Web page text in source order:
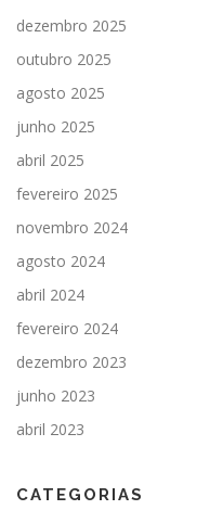
dezembro 2025
outubro 2025
agosto 2025
junho 2025
abril 2025
fevereiro 2025
novembro 2024
agosto 2024
abril 2024
fevereiro 2024
dezembro 2023
junho 2023
abril 2023
CATEGORIAS